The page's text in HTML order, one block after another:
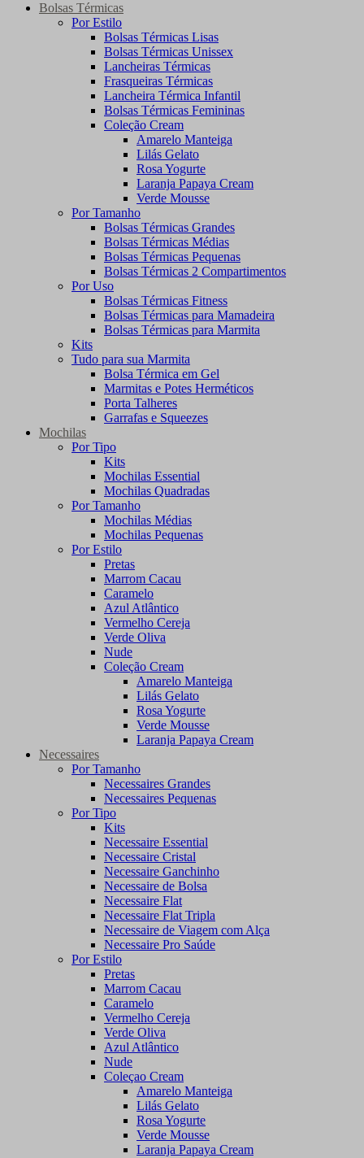
Bolsas Térmicas
Por Estilo
Bolsas Térmicas Lisas
Bolsas Térmicas Unissex
Lancheiras Térmicas
Frasqueiras Térmicas
Lancheira Térmica Infantil
Bolsas Térmicas Femininas
Coleção Cream
Amarelo Manteiga
Lilás Gelato
Rosa Yogurte
Laranja Papaya Cream
Verde Mousse
Por Tamanho
Bolsas Térmicas Grandes
Bolsas Térmicas Médias
Bolsas Térmicas Pequenas
Bolsas Térmicas 2 Compartimentos
Por Uso
Bolsas Térmicas Fitness
Bolsas Térmicas para Mamadeira
Bolsas Térmicas para Marmita
Kits
Tudo para sua Marmita
Bolsa Térmica em Gel
Marmitas e Potes Herméticos
Porta Talheres
Garrafas e Squeezes
Mochilas
Por Tipo
Kits
Mochilas Essential
Mochilas Quadradas
Por Tamanho
Mochilas Médias
Mochilas Pequenas
Por Estilo
Pretas
Marrom Cacau
Caramelo
Azul Atlântico
Vermelho Cereja
Verde Oliva
Nude
Coleção Cream
Amarelo Manteiga
Lilás Gelato
Rosa Yogurte
Verde Mousse
Laranja Papaya Cream
Necessaires
Por Tamanho
Necessaires Grandes
Necessaires Pequenas
Por Tipo
Kits
Necessaire Essential
Necessaire Cristal
Necessaire Ganchinho
Necessaire de Bolsa
Necessaire Flat
Necessaire Flat Tripla
Necessaire de Viagem com Alça
Necessaire Pro Saúde
Por Estilo
Pretas
Marrom Cacau
Caramelo
Vermelho Cereja
Verde Oliva
Azul Atlântico
Nude
Coleçao Cream
Amarelo Manteiga
Lilás Gelato
Rosa Yogurte
Verde Mousse
Laranja Papaya Cream